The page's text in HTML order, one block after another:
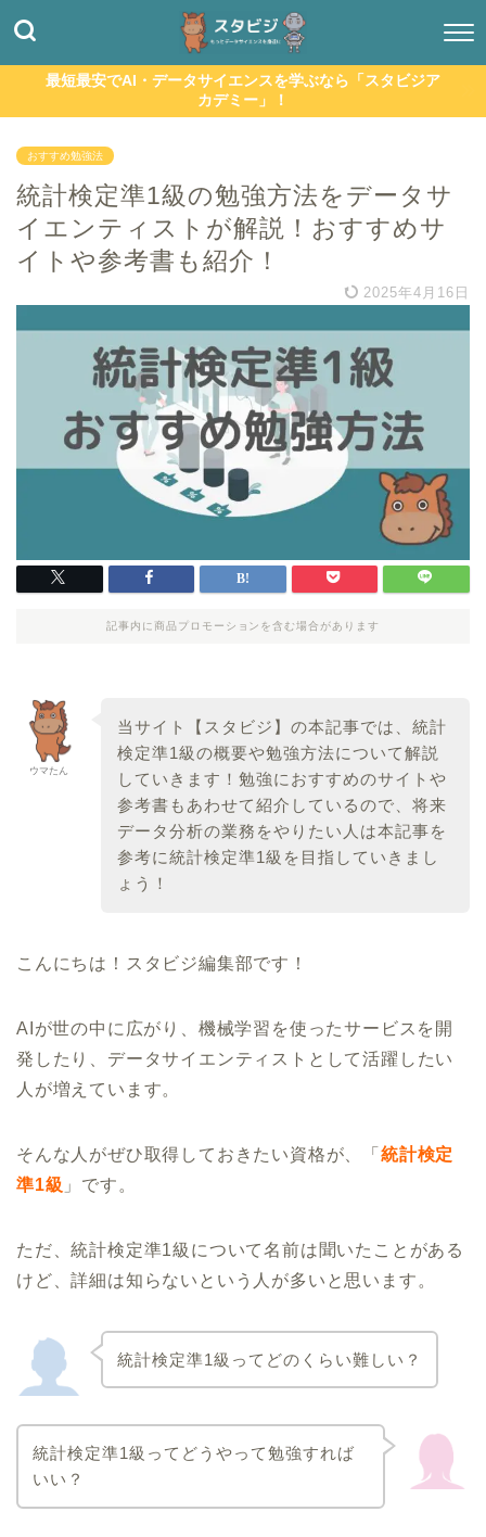
最短最安でAI・データサイエンスを学ぶなら「スタビジア
カデミー」！
おすすめ勉強法
統計検定準1級の勉強方法をデータサ
イエンティストが解説！おすすめサ
イトや参考書も紹介！
2025年4月16日
記事内に商品プロモーションを含む場合があります
ウマたん
当サイト【スタビジ】の本記事では、統計
検定準1級の概要や勉強方法について解説
していきます！勉強におすすめのサイトや
参考書もあわせて紹介しているので、将来
データ分析の業務をやりたい人は本記事を
参考に統計検定準1級を目指していきまし
ょう！
こんにちは！スタビジ編集部です！
AIが世の中に広がり、機械学習を使ったサービスを開
発したり、データサイエンティストとして活躍したい
人が増えています。
そんな人がぜひ取得しておきたい資格が、「 統計検定
準1級 」です。
ただ、統計検定準1級について名前は聞いたことがある
けど、詳細は知らないという人が多いと思います。
統計検定準1級ってどのくらい難しい？
統計検定準1級ってどうやって勉強すれば
いい？